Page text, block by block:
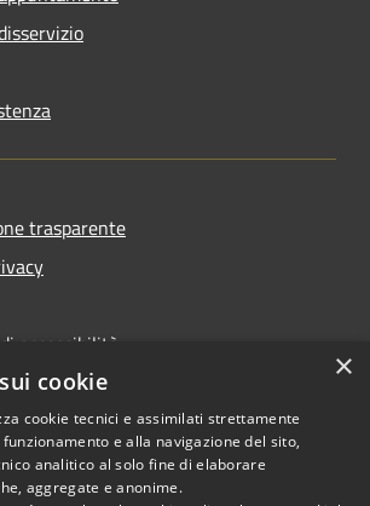
trasparente
accessibilità
Copyright © 2026 • Comune di
Scarperia e San Piero •
×
cookie
cookie tecnici e assimilati strettamente
e alla navigazione del sito,
analitico al solo fine di elaborare
aggregate e anonime.